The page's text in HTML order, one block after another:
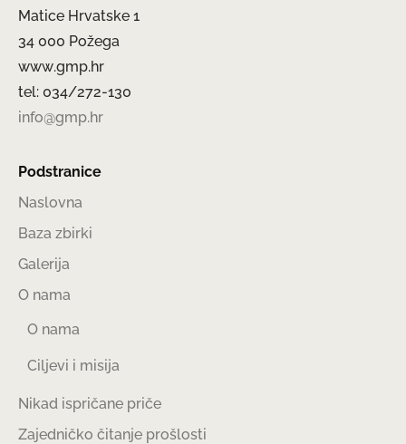
Matice Hrvatske 1
34 000 Požega
www.gmp.hr
tel: 034/272-130
info@gmp.hr
Podstranice
Naslovna
Baza zbirki
Galerija
O nama
O nama
Ciljevi i misija
Nikad ispričane priče
Zajedničko čitanje prošlosti